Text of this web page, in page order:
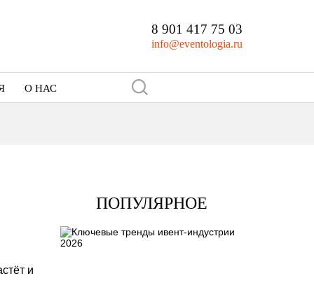
8 901 417 75 03
info@eventologia.ru
О НАС
и
ПОПУЛЯРНОЕ